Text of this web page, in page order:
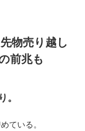
物売り越し
前兆も
ている。